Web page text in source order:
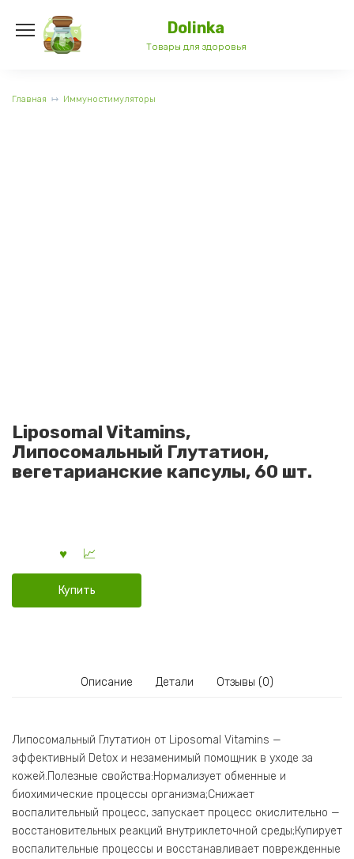
содержанию
Dolinka
Товары для здоровья
Главная Иммуностимуляторы
Liposomal Vitamins,
Липосомальный Глутатион,
вегетарианские капсулы, 60 шт.
Купить
Описание Детали Отзывы (0)
Липосомальный Глутатион от Liposomal Vitamins —
эффективный Detox и незаменимый помощник в уходе за
кожей.Полезные свойства:Нормализует обменные и
биохимические процессы организма;Снижает
воспалительный процесс, запускает процесс окислительно —
восстановительных реакций внутриклеточной среды;Купирует
воспалительные процессы и восстанавливает поврежденные